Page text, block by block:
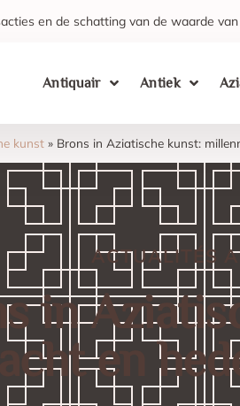
en de schatting van de waarde
Antiquair Antiek
kunst » Brons in Aziatische kunst:
ACTUALITÉS
in
en